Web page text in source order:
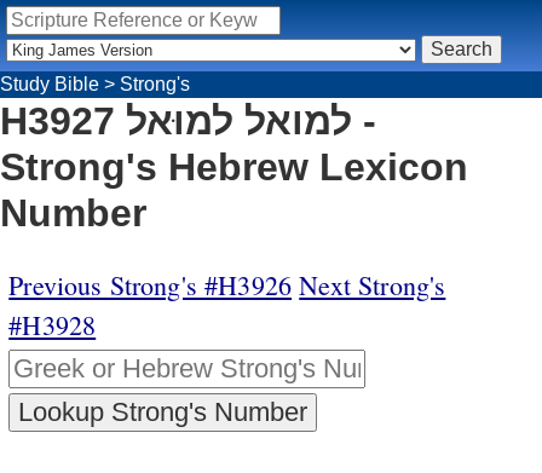
Study Bible > Strong's
H3927 למואל למוּאל -
Strong's Hebrew Lexicon
Number
Previous Strong's #H3926 Next Strong's
#H3928